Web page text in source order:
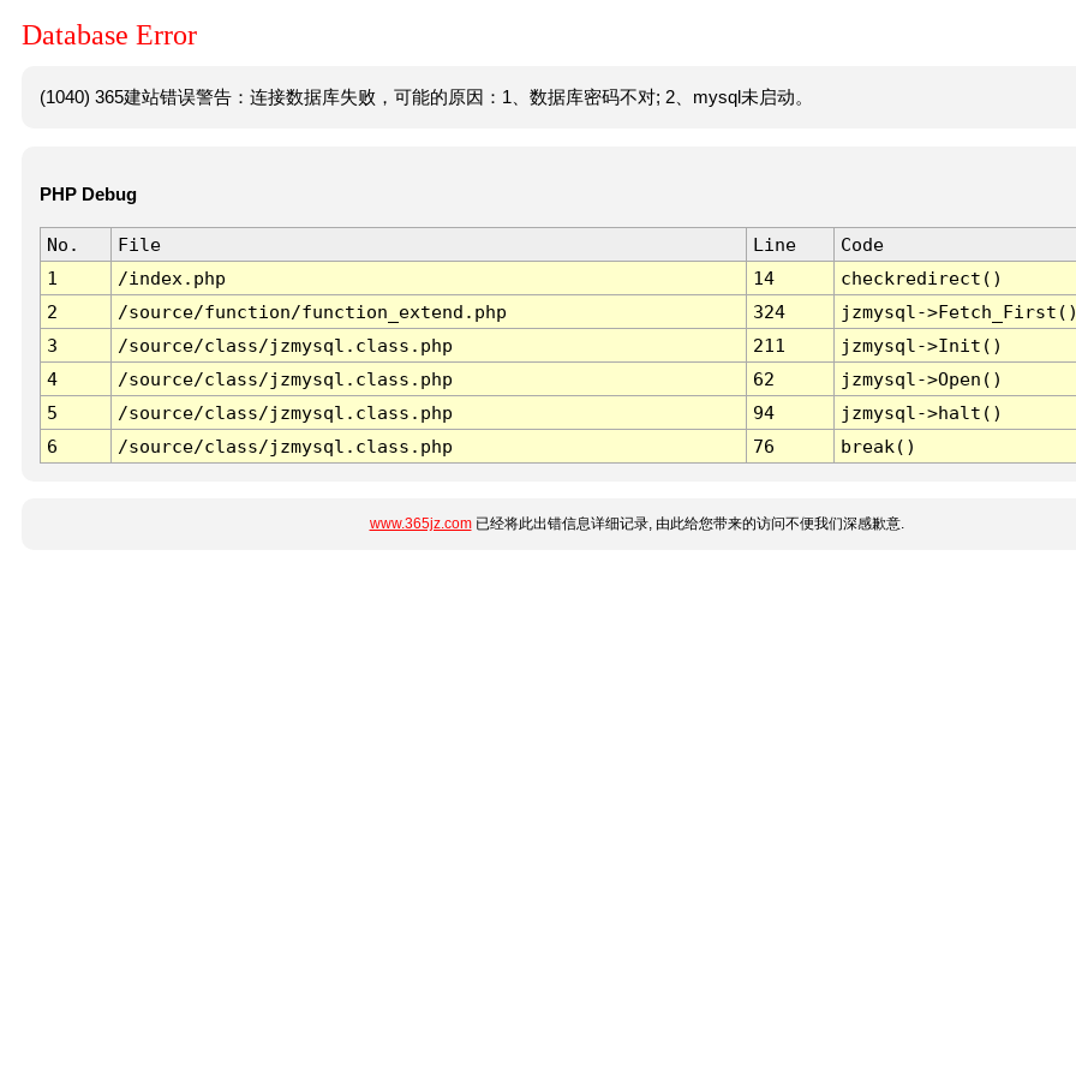
Database Error
(1040) 365建站错误警告：连接数据库失败，可能的原因：1、数据库密码不对; 2、mysql未启动。
PHP Debug
No. File Line
Code
1
/index.php 14
checkredirect()
2
/source/function/function_extend.php 324
jzmysql-
3
/source/class/jzmysql.class.php 211
jzmysql->Init()
4
/source/class/jzmysql.class.php 62
jzmysql->Open()
5
/source/class/jzmysql.class.php 94
jzmysql->halt()
6
/source/class/jzmysql.class.php 76 break()
www.365jz.com已经将此出错信息详细记录, 由此给您带来的访问不便我们深感歉意.